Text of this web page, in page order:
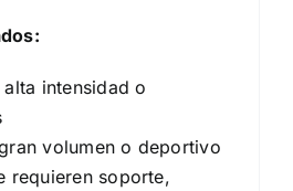
intensidad o
volumen o deportivo
requieren soporte,